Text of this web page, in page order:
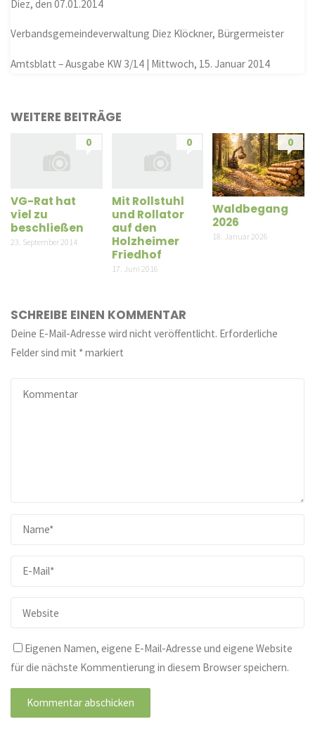
Diez, den 07.01.2014
Verbandsgemeindeverwaltung Diez Klöckner, Bürgermeister
Amtsblatt – Ausgabe KW 3/14 | Mittwoch, 15. Januar 2014
WEITERE BEITRÄGE
0
VG-Rat hat
viel zu
beschließen
23. September 2014
0
Mit Rollstuhl
und Rollator
auf den
Holzheimer
Friedhof
17. Juni 2016
0
Waldbegang
2026
18. Januar 2026
SCHREIBE EINEN KOMMENTAR
Deine E-Mail-Adresse wird nicht veröffentlicht. Erforderliche
Felder sind mit *markiert
Eigenen Namen, eigene E-Mail-Adresse und eigene Website
für die nächste Kommentierung in diesem Browser speichern.